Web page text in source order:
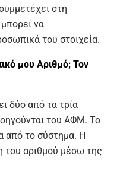
στη
να
του στοιχεία.
μου Αριθμό; Τον
δύο από τα τρία
του ΑΦΜ. Το
από το σύστημα. Η
του αριθμού μέσω της